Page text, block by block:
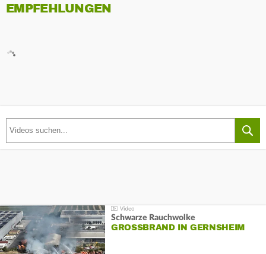
EMPFEHLUNGEN
Schwarze Rauchwolke
GROSSBRAND IN GERNSHEIM